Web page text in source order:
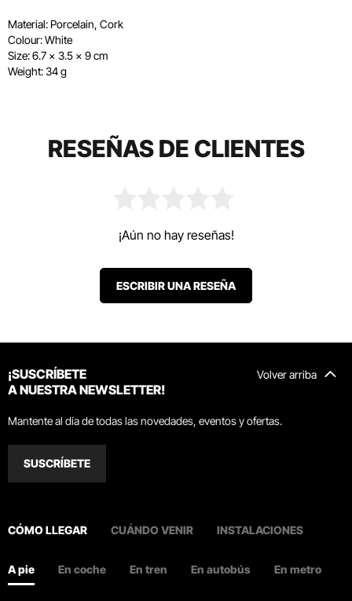
Material: Porcelain, Cork
Colour: White
Size: 6.7 × 3.5 × 9 cm
Weight: 34 g
RESEÑAS DE CLIENTES
¡Aún no hay reseñas!
ESCRIBIR UNA RESEÑA
Volver arriba
¡SUSCRÍBETE
A NUESTRA NEWSLETTER!
Mantente al día de todas las novedades, eventos y ofertas.
SUSCRÍBETE
CÓMO LLEGAR CUÁNDO VENIR INSTALACIONES
A pie En coche En tren En autobús En metro